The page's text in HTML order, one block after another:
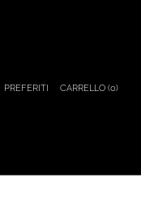
PREFERITI CARRELLO (0)